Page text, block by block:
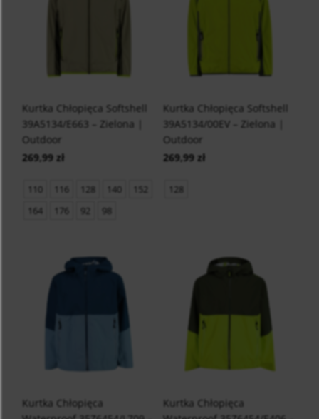
Kurtka Chłopięca Softshell
39A5134/E663 – Zielona |
Outdoor
269,99 zł
110 116 128 140
152
164
176 92 98
Kurtka Chłopięca Softshell
39A5134/00EV – Zielona |
Outdoor
269,99 zł
128
Kurtka Chłopięca
Kurtka Chłopięca